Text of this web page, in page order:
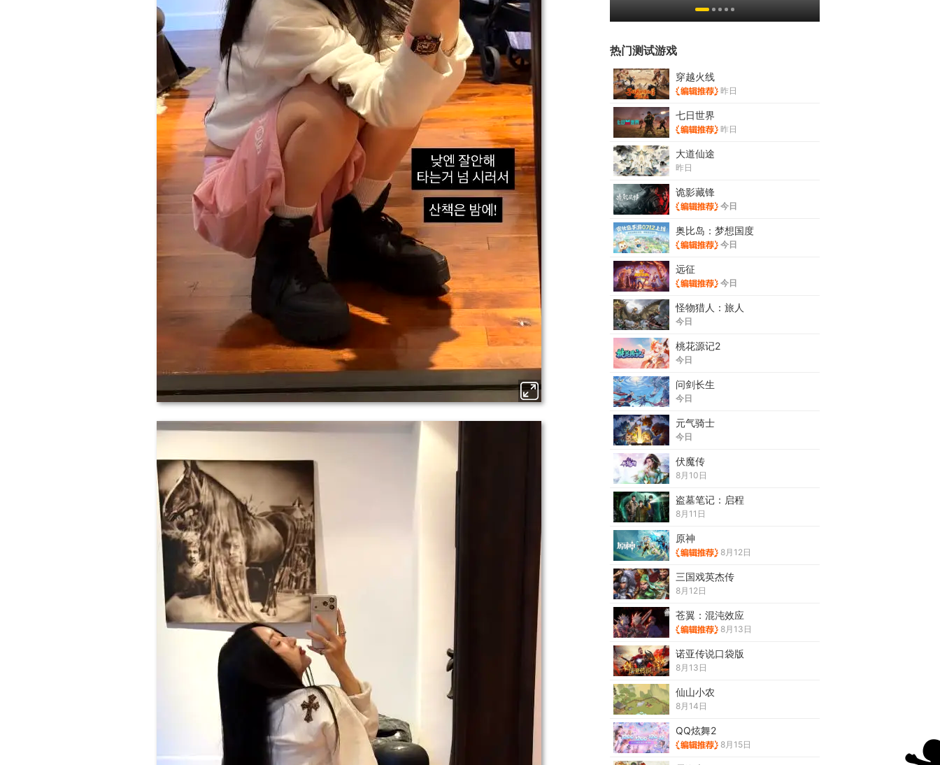
热门测试游戏
穿越火线
昨日
七日世界
昨日
大道仙途
昨日
诡影藏锋
今日
奥比岛：梦想国度
今日
远征
今日
怪物猎人：旅人
今日
桃花源记2
今日
问剑长生
今日
元气骑士
今日
伏魔传
8月10日
盗墓笔记：启程
8月11日
原神
8月12日
三国戏英杰传
8月12日
苍翼：混沌效应
8月13日
诺亚传说口袋版
8月13日
仙山小农
8月14日
QQ炫舞2
8月15日